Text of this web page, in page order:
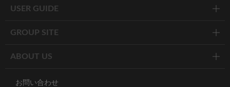
USER GUIDE
GROUP SITE
ABOUT US
お問い合わせ